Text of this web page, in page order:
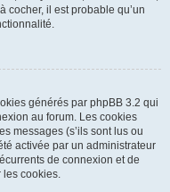
cocher, il est probable qu’un
générés par phpBB 3.2 qui
au forum. Les cookies
messages (s’ils sont lus ou
activée par un administrateur
de connexion et de
les cookies.